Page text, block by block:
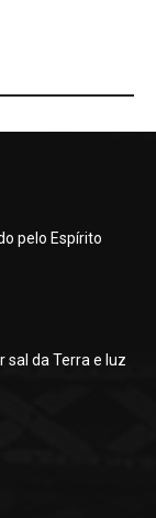
pelo Espírito
sal da Terra e luz